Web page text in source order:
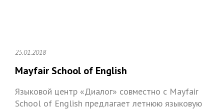
25.01.2018
Mayfair School of English
Языковой центр «Диалог» совместно с Mayfair
School of English предлагает летнюю языковую